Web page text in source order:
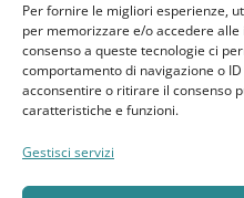
Per fornire le migliori esperienze,
per memorizzare e/o accedere
consenso a queste tecnologie ci
comportamento di navigazione o
acconsentire o ritirare il consenso
caratteristiche e funzioni.
Gestisci servizi